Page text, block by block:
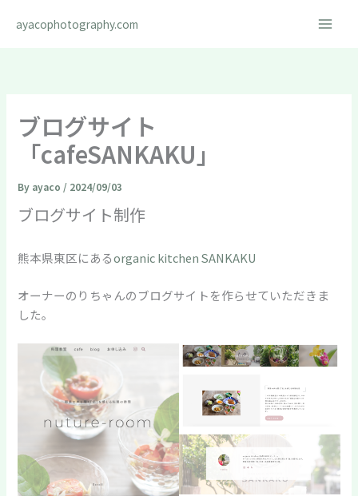
ayacophotography.com
ブログサイト
「cafeSANKAKU」
By ayaco / 2024/09/03
ブログサイト制作
熊本県東区にあるorganic kitchen SANKAKU
オーナーのりちゃんのブログサイトを作らせていただきま
した。